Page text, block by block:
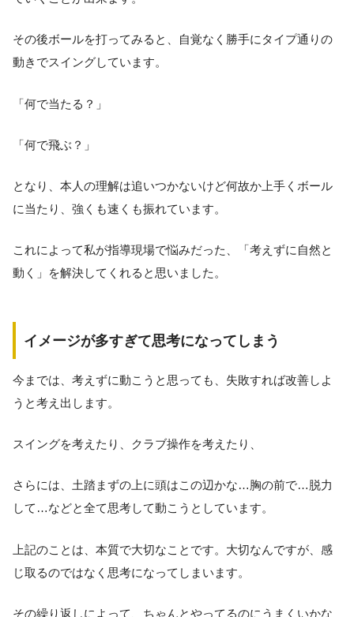
その後ボールを打ってみると、自覚なく勝手にタイプ通りの
動きでスイングしています。
「何で当たる？」
「何で飛ぶ？」
となり、本人の理解は追いつかないけど何故か上手くボール
に当たり、強くも速くも振れています。
これによって私が指導現場で悩みだった、「考えずに自然と
動く」を解決してくれると思いました。
イメージが多すぎて思考になってしまう
今までは、考えずに動こうと思っても、失敗すれば改善しよ
うと考え出します。
スイングを考えたり、クラブ操作を考えたり、
さらには、土踏まずの上に頭はこの辺かな…胸の前で…脱力
して…などと全て思考して動こうとしています。
上記のことは、本質で大切なことです。大切なんですが、感
じ取るのではなく思考になってしまいます。
その繰り返しによって、ちゃんとやってるのにうまくいかな